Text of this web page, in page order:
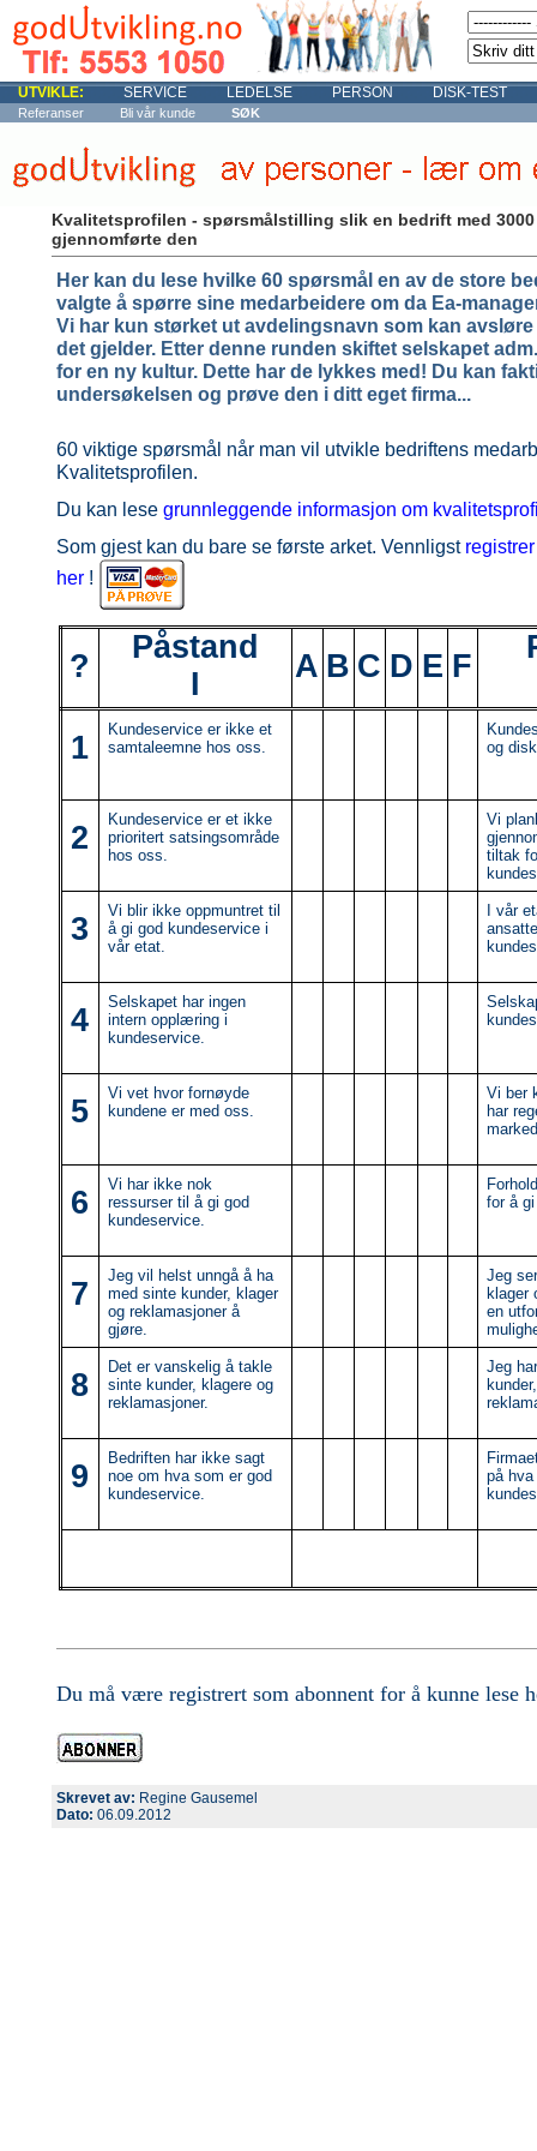
UTVIKLE: SERVICE LEDELSE PERSON DISK-TEST
Referanser Bli vår kunde SØK
Kvalitetsprofilen - spørsmålstilling slik en bedrift med
gjennomførte den
Her kan du lese hvilke 60 spørsmål en av de store
valgte å spørre sine medarbeidere om da Ea-
Vi har kun størket ut avdelingsnavn som kan
det gjelder. Etter denne runden skiftet selskapet
for en ny kultur. Dette har de lykkes med! Du kan
undersøkelsen og prøve den i ditt eget firma...
60 viktige spørsmål når man vil utvikle bedriftens
Kvalitetsprofilen.
Du kan lese grunnleggende informasjon om
Som gjest kan du bare se første arket. Vennligst
her !
?
Påstand
I
A B C D E F
1
Kundeservice er ikke et
samtaleemne hos oss.
og
2
Kundeservice er et ikke
prioritert satsingsområde
hos oss.
Vi
tiltak
3
Vi blir ikke oppmuntret til
å gi god kundeservice i
vår etat.
I vår
4
Selskapet har ingen
intern opplæring i
kundeservice.
5
Vi vet hvor fornøyde
kundene er med oss.
Vi ber
har
6
Vi har ikke nok
ressurser til å gi god
kundeservice.
for å
7
Jeg vil helst unngå å ha
med sinte kunder, klager
og reklamasjoner å
gjøre.
Jeg
klager
en
8
Det er vanskelig å takle
sinte kunder, klagere og
reklamasjoner.
Jeg
9
Bedriften har ikke sagt
noe om hva som er god
kundeservice.
på
Du må være registrert som abonnent for å kunne lese
Skrevet av: Regine Gausemel
Dato: 06.09.2012